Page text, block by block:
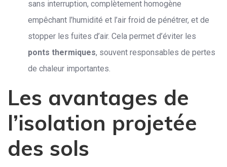
sans interruption, complètement homogène
empêchant l’humidité et l’air froid de pénétrer, et de
stopper les fuites d’air. Cela permet d’éviter les
ponts thermiques, souvent responsables de pertes
de chaleur importantes.
Les avantages de
l’isolation projetée
des sols